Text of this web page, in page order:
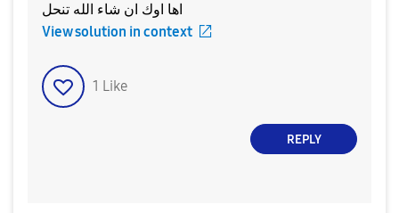
اها اوك ان شاء الله تنحل
View solution in context
1 Like
REPLY